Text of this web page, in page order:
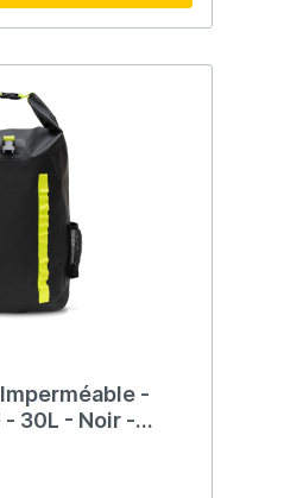
-
- 30L - Noir -